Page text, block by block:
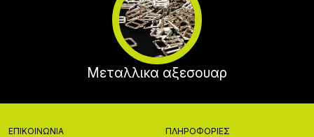
Μεταλλικα αξεσουαρ
ΕΠΙΚΟΙΝΩΝΊΑ ΠΛΗΡΟΦΟΡΊΕΣ